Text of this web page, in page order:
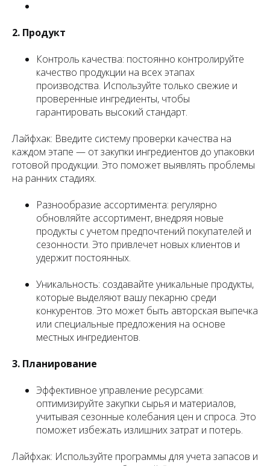
2. Продукт
Контроль качества: постоянно контролируйте
качество продукции на всех этапах
производства. Используйте только свежие и
проверенные ингредиенты, чтобы
гарантировать высокий стандарт.
Лайфхак: Введите систему проверки качества на
каждом этапе — от закупки ингредиентов до упаковки
готовой продукции. Это поможет выявлять проблемы
на ранних стадиях.
Разнообразие ассортимента: регулярно
обновляйте ассортимент, внедряя новые
продукты с учетом предпочтений покупателей и
сезонности. Это привлечет новых клиентов и
удержит постоянных.
Уникальность: создавайте уникальные продукты,
которые выделяют вашу пекарню среди
конкурентов. Это может быть авторская выпечка
или специальные предложения на основе
местных ингредиентов.
3. Планирование
Эффективное управление ресурсами:
оптимизируйте закупки сырья и материалов,
учитывая сезонные колебания цен и спроса. Это
поможет избежать излишних затрат и потерь.
Лайфхак: Используйте программы для учета запасов и